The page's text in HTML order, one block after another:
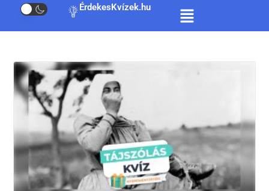
ÉrdekesKvízek.hu